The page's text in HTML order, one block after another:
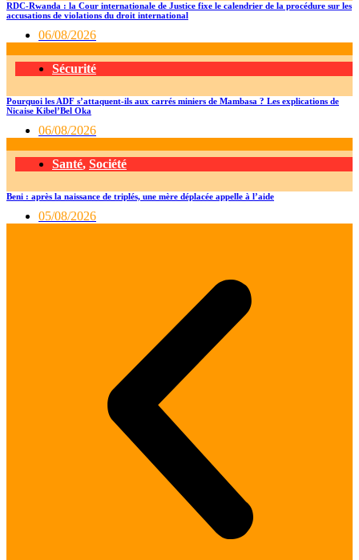
RDC-Rwanda : la Cour internationale de Justice fixe le calendrier de la procédure sur les
accusations de violations du droit international
06/08/2026
Sécurité
Pourquoi les ADF s’attaquent-ils aux carrés miniers de Mambasa ? Les explications de
Nicaise Kibel’Bel Oka
06/08/2026
Santé, Société
Beni : après la naissance de triplés, une mère déplacée appelle à l’aide
05/08/2026